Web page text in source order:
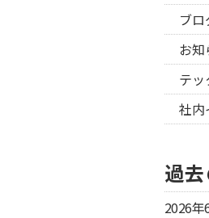
ブロ
お知
テ
社内
過
2026年